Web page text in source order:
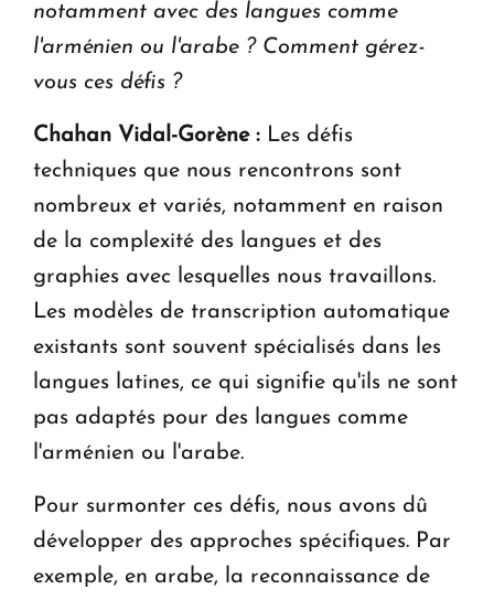
notamment avec des langues comme
l'arménien ou l'arabe ? Comment gérez-
vous ces défis ?
Chahan Vidal-Gorène : Les défis
techniques que nous rencontrons sont
nombreux et variés, notamment en raison
de la complexité des langues et des
graphies avec lesquelles nous travaillons.
Les modèles de transcription automatique
existants sont souvent spécialisés dans les
langues latines, ce qui signifie qu'ils ne sont
pas adaptés pour des langues comme
l'arménien ou l'arabe.
Pour surmonter ces défis, nous avons dû
développer des approches spécifiques. Par
exemple, en arabe, la reconnaissance de